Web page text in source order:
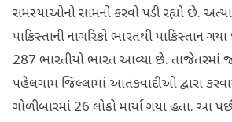
સમસ્યાઓનો સામનો કરવો પડી રહ્યો છે.
પાકિસ્તાની નાગરિકો ભારતથી પાકિસ્તાન
287 ભારતીયો ભારત આવ્યા છે. તાજેતરમાં
પહેલગામ જિલ્લામાં આતંકવાદીઓ દ્વારા
ગોળીબારમાં 26 લોકો માર્યા ગયા હતા. આ